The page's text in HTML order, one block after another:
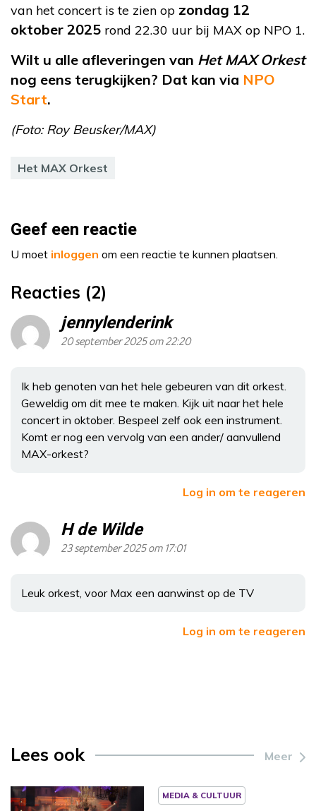
van het concert is te zien op zondag 12
oktober 2025 rond 22.30 uur bij MAX op NPO 1.
Wilt u alle afleveringen van Het MAX Orkest
nog eens terugkijken? Dat kan via NPO
Start.
(Foto: Roy Beusker/MAX)
Het MAX Orkest
Geef een reactie
U moet inloggen om een reactie te kunnen plaatsen.
Reacties (2)
jennylenderink
20 september 2025 om 22:20
Ik heb genoten van het hele gebeuren van dit orkest.
Geweldig om dit mee te maken. Kijk uit naar het hele
concert in oktober. Bespeel zelf ook een instrument.
Komt er nog een vervolg van een ander/ aanvullend
MAX-orkest?
Log in om te reageren
H de Wilde
23 september 2025 om 17:01
Leuk orkest, voor Max een aanwinst op de TV
Log in om te reageren
Lees ook Meer
MEDIA & CULTUUR